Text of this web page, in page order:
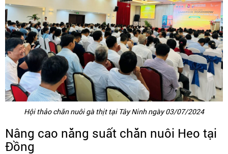
Hội thảo chăn nuôi gà thịt tại Tây Ninh ngày 03/07/2024
Nâng cao năng suất chăn nuôi Heo tại
Đồng